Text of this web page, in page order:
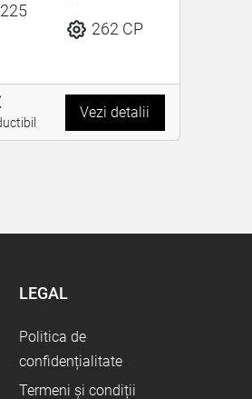
262 CP
Vezi detalii
LEGAL
Politica de
confidențialitate
Termeni și condiții